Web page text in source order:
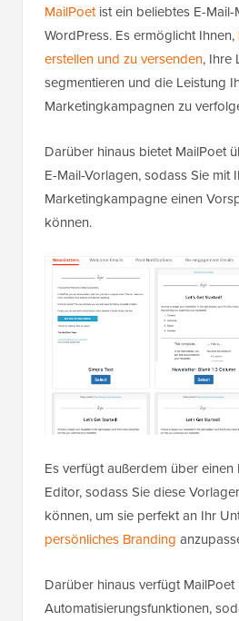
MailPoetist ein beliebtes E-
WordPress. Es ermöglicht Ihnen,
erstellen und zu versenden, Ihre
segmentieren und die Leistung
Marketingkampagnen zu
Darüber hinaus bietet MailPoet
E-Mail-Vorlagen, sodass Sie mit
Marketingkampagne einen
können.
Es verfügt außerdem über
Editor, sodass Sie diese
können, um sie perfekt an Ihr
persönliches Branding
Darüber hinaus verfügt
Automatisierungsfunktionen,